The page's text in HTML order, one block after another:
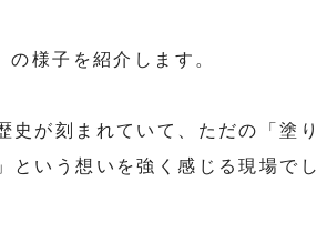
様子を紹介します。
が刻まれていて、ただの「塗り
という想いを強く感じる現場でし